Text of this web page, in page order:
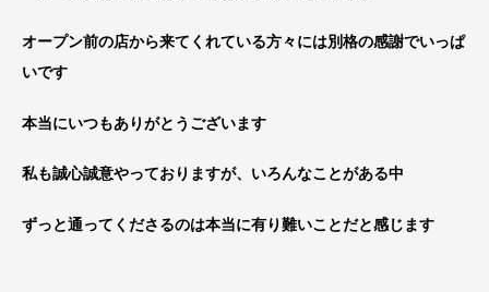
オープン前の店から来てくれている方々には別格の感謝でいっぱ
いです
本当にいつもありがとうございます
私も誠心誠意やっておりますが、いろんなことがある中
ずっと通ってくださるのは本当に有り難いことだと感じます